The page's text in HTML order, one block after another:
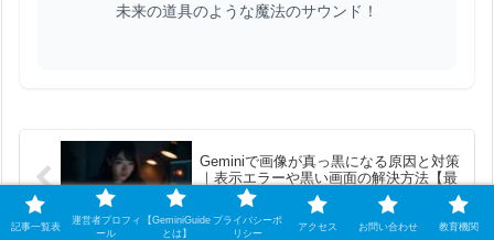
未来の道具のような魔法のサウンド！
Geminiで画像が真っ黒になる原因と対策
｜表示エラーや黒い画面の解決方法【最
新版】
記事一覧表
運営者プロフィ
ール
【GeminiGuide
とは】
プライバシーポ
リシー
アクセス お問い合わせ 教育機関